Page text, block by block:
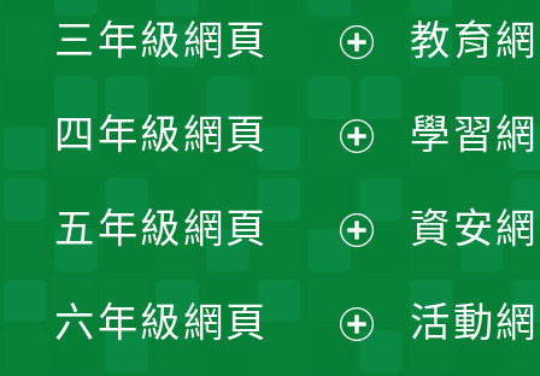
選
單
開
選
單
三年級網頁
開
選
單
四年級網頁
開
選
五年級網頁
開
六年級網頁
教育
學習
資安
活動